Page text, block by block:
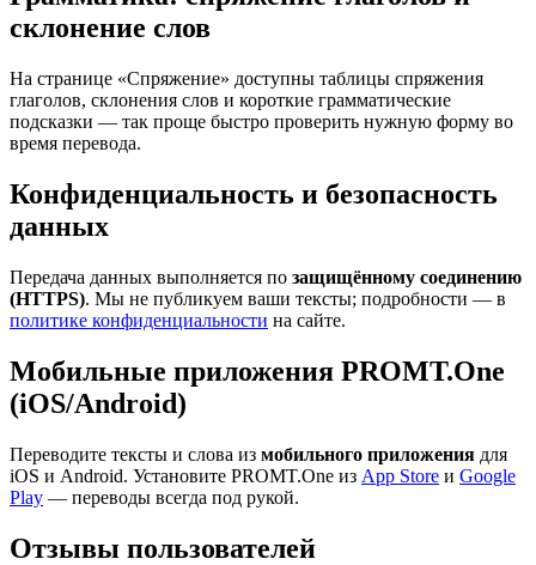
склонение слов
На странице «Спряжение» доступны таблицы спряжения
глаголов, склонения слов и короткие грамматические
подсказки — так проще быстро проверить нужную форму во
время перевода.
Конфиденциальность и безопасность
данных
Передача данных выполняется по защищённому соединению
(HTTPS). Мы не публикуем ваши тексты; подробности — в
политике конфиденциальности на сайте.
Мобильные приложения PROMT.One
(iOS/Android)
Переводите тексты и слова из мобильного приложения для
iOS и Android. Установите PROMT.One из App Store и Google
Play — переводы всегда под рукой.
Отзывы пользователей